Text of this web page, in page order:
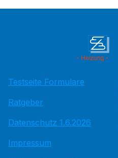
Testseite Formulare
Ratgeber
Datenschutz 1.6.2026
Impressum